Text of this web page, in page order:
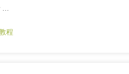
…
程